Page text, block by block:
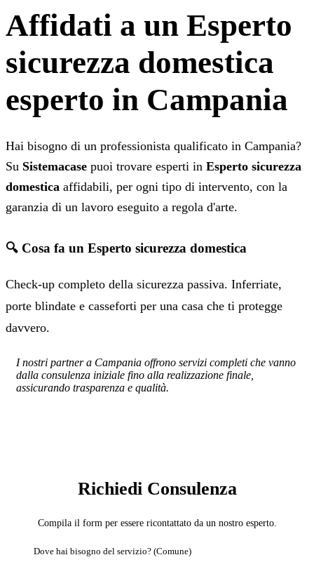
Affidati a un Esperto
sicurezza domestica
esperto in Campania
Hai bisogno di un professionista qualificato in Campania?
Su Sistemacase puoi trovare esperti in Esperto sicurezza
domestica affidabili, per ogni tipo di intervento, con la
garanzia di un lavoro eseguito a regola d'arte.
🔍 Cosa fa un Esperto sicurezza domestica
Check-up completo della sicurezza passiva. Inferriate,
porte blindate e casseforti per una casa che ti protegge
davvero.
I nostri partner a Campania offrono servizi completi che vanno
dalla consulenza iniziale fino alla realizzazione finale,
assicurando trasparenza e qualità.
Richiedi Consulenza
Compila il form per essere ricontattato da un nostro esperto.
Dove hai bisogno del servizio? (Comune)